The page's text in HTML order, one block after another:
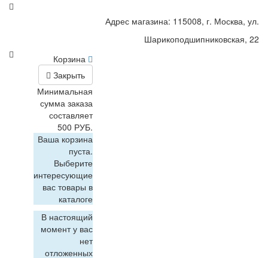
Адрес магазина: 115008, г. Москва, ул.
Шарикоподшипниковская, 22
Корзина
Закрыть
Минимальная
сумма заказа
составляет
500 РУБ.
Ваша корзина
пуста.
Выберите
интересующие
вас товары в
каталоге
В настоящий
момент у вас
нет
отложенных